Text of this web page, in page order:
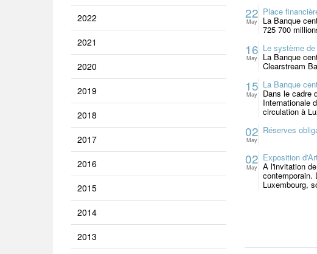
2022
2021
2020
2019
2018
2017
2016
2015
2014
2013
22
May
Place
La Banque
725 700
16
May
Le système
La Banque
Clearstream
15
May
La Banque
Dans le cadre
Internationale
circulation à
02
May
Réserves
02
May
Exposition
A l'invitation
contemporain.
Luxembourg,